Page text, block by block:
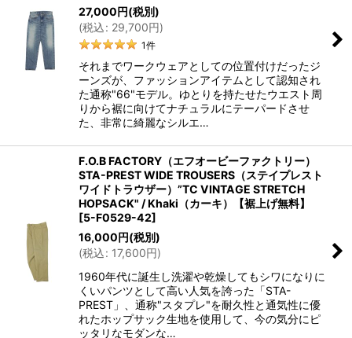
27,000 円(税別)
(税込: 29,700円)
1件
それまでワークウェアとしての位置付けだったジ
ーンズが、ファッションアイテムとして認知され
た通称"66"モデル。ゆとりを持たせたウエスト周
りから裾に向けてナチュラルにテーパードさせ
た、非常に綺麗なシルエ…
F.O.B FACTORY（エフオービーファクトリー）
STA-PREST WIDE TROUSERS（ステイプレスト
ワイドトラウザー）”TC VINTAGE STRETCH
HOPSACK" / Khaki（カーキ）【裾上げ無料】
[5-F0529-42]
16,000円(税別)
(税込: 17,600円)
1960年代に誕生し洗濯や乾燥してもシワになりに
くいパンツとして高い人気を誇った「STA-
PREST」、通称"スタプレ"を耐久性と通気性に優
れたホップサック生地を使用して、今の気分にピ
ッタリなモダンな…